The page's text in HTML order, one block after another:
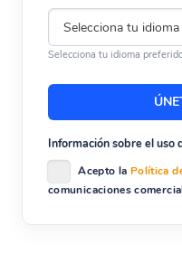
Selecciona tu idioma
Información sobre el uso
Acepto la Política
comunicaciones